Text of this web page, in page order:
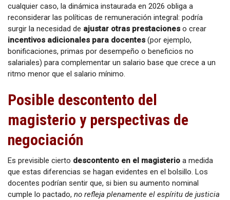
cualquier caso, la dinámica instaurada en 2026 obliga a
reconsiderar las políticas de remuneración integral: podría
surgir la necesidad de ajustar otras prestaciones o crear
incentivos adicionales para docentes (por ejemplo,
bonificaciones, primas por desempeño o beneficios no
salariales) para complementar un salario base que crece a un
ritmo menor que el salario mínimo.
Posible descontento del
magisterio y perspectivas de
negociación
Es previsible cierto descontento en el magisterio a medida
que estas diferencias se hagan evidentes en el bolsillo. Los
docentes podrían sentir que, si bien su aumento nominal
cumple lo pactado, no refleja plenamente el espíritu de justicia